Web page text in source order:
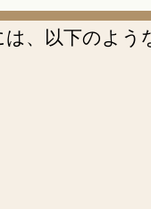
、以下のよう